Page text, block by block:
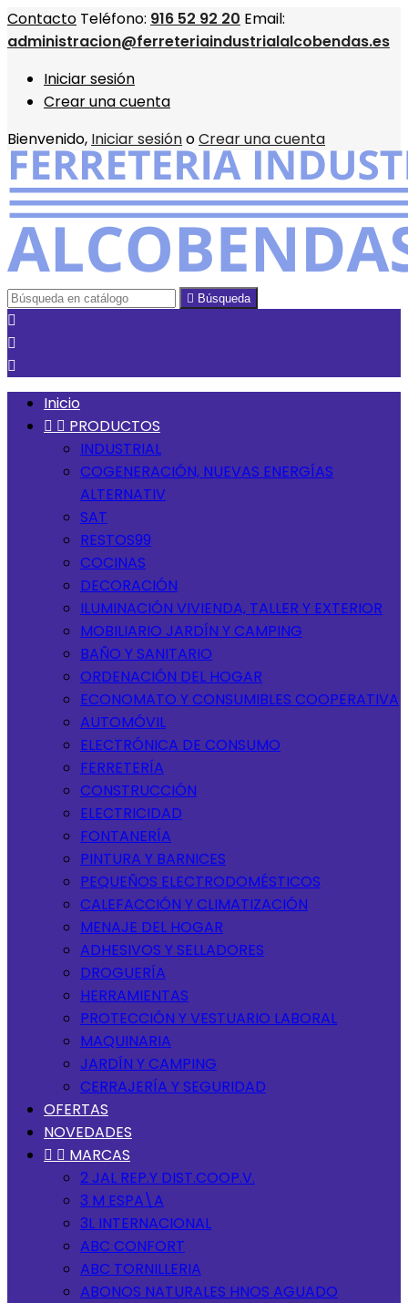
Contacto Teléfono: 916 52 92 20 Email:
administracion@ferreteriaindustrialalcobendas.es
Iniciar sesión
Crear una cuenta
Bienvenido, Iniciar sesiónoCrear una cuenta
 Búsqueda



Inicio
  PRODUCTOS
INDUSTRIAL
COGENERACIÓN, NUEVAS ENERGÍAS
ALTERNATIV
SAT
RESTOS99
COCINAS
DECORACIÓN
ILUMINACIÓN VIVIENDA, TALLER Y EXTERIOR
MOBILIARIO JARDÍN Y CAMPING
BAÑO Y SANITARIO
ORDENACIÓN DEL HOGAR
ECONOMATO Y CONSUMIBLES COOPERATIVA
AUTOMÓVIL
ELECTRÓNICA DE CONSUMO
FERRETERÍA
CONSTRUCCIÓN
ELECTRICIDAD
FONTANERÍA
PINTURA Y BARNICES
PEQUEÑOS ELECTRODOMÉSTICOS
CALEFACCIÓN Y CLIMATIZACIÓN
MENAJE DEL HOGAR
ADHESIVOS Y SELLADORES
DROGUERÍA
HERRAMIENTAS
PROTECCIÓN Y VESTUARIO LABORAL
MAQUINARIA
JARDÍN Y CAMPING
CERRAJERÍA Y SEGURIDAD
OFERTAS
NOVEDADES
  MARCAS
2 JAL REP.Y DIST.COOP.V.
3 M ESPA\A
3L INTERNACIONAL
ABC CONFORT
ABC TORNILLERIA
ABONOS NATURALES HNOS AGUADO